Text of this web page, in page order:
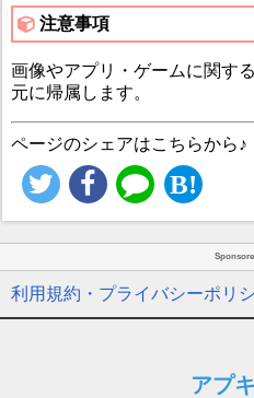
注意事項
画像やアプリ・ゲームに関す
元に帰属します。
ページのシェアはこちらから♪
利用規約・プライバシーポリ
アプ